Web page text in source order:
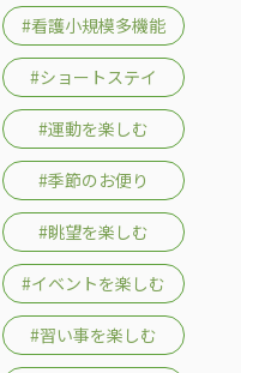
#看護小規模多機能
#ショートステイ
#運動を楽しむ
#季節のお便り
#眺望を楽しむ
#イベントを楽しむ
#習い事を楽しむ